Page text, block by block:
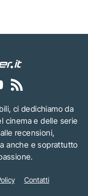
ci dedichiamo da
cinema e delle serie
recensioni,
anche e soprattutto
Contatti